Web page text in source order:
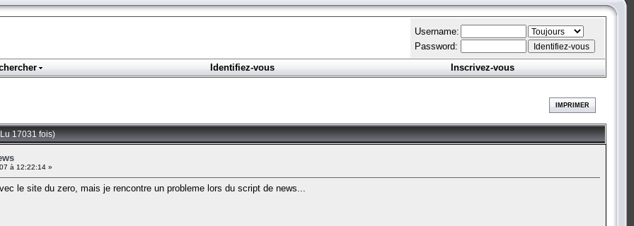
ClientSide
Forensics
Programmation
Wargame
Newbie Connect
Partenaires
Goodies
L'incubateur
Hall Of Fame
Username:
Password:
Identifiez-vous Inscrivez-vous
IMPRIMER
17031 fois)
à 12:22:14 »
le site du zero, mais je rencontre un probleme lors du script de news...